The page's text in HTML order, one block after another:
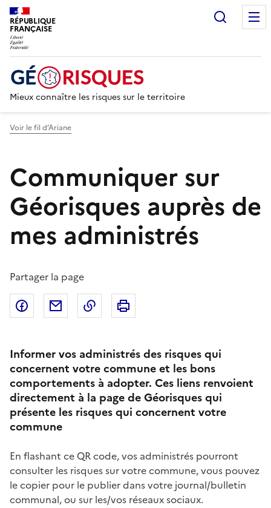
RÉPUBLIQUE
FRANÇAISE
Mieux connaître les risques sur le territoire
Voir le fil d’Ariane
Communiquer sur
Géorisques auprès de
mes administrés
Partager la page
Partager sur Facebook
Partager par emailCopier dans le presse-papier
Informer vos administrés des risques qui
concernent votre commune et les bons
comportements à adopter. Ces liens renvoient
directement à la page de Géorisques qui
présente les risques qui concernent votre
commune
En flashant ce QR code, vos administrés pourront
consulter les risques sur votre commune, vous pouvez
le copier pour le publier dans votre journal/bulletin
communal, ou sur les/vos réseaux sociaux.